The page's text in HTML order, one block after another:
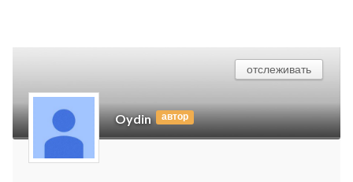
Oydin автор
отслеживать